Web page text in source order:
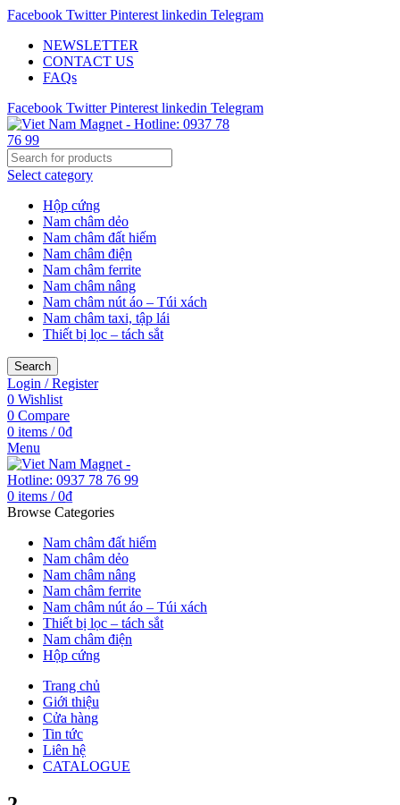
Facebook Twitter Pinterest linkedin Telegram
NEWSLETTER
CONTACT US
FAQs
Facebook Twitter Pinterest linkedin Telegram
Select category
Hộp cứng
Nam châm dẻo
Nam châm đất hiếm
Nam châm điện
Nam châm ferrite
Nam châm nâng
Nam châm nút áo – Túi xách
Nam châm taxi, tập lái
Thiết bị lọc – tách sắt
Search
Login / Register
0 Wishlist
0 Compare
0 items / 0₫
Menu
0 items / 0₫
Browse Categories
Nam châm đất hiếm
Nam châm dẻo
Nam châm nâng
Nam châm ferrite
Nam châm nút áo – Túi xách
Thiết bị lọc – tách sắt
Nam châm điện
Hộp cứng
Trang chủ
Giới thiệu
Cửa hàng
Tin tức
Liên hệ
CATALOGUE